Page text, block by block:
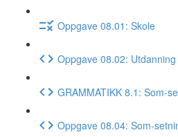
Oppgave 08.01: Skole
Oppgave 08.02: Utdanning
GRAMMATIKK 8.1: Som-
Oppgave 08.04: Som-